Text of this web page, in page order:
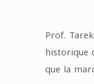
Prof.
historique
que la